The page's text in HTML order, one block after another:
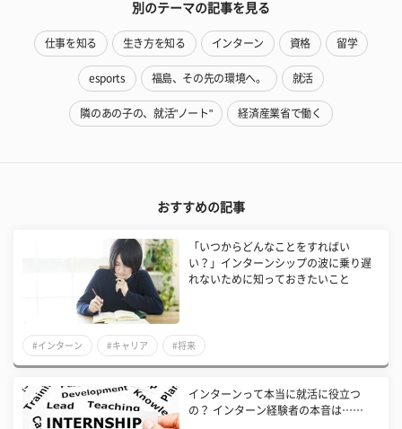
別のテーマの記事を見る
仕事を知る 生き方を知る インターン 資格 留学
esports 福島、その先の環境へ。 就活
隣のあの子の、就活"ノート" 経済産業省で働く
おすすめの記事
「いつからどんなことをすればい
い？」インターンシップの波に乗り遅
れないために知っておきたいこと
#インターン #キャリア #将来
インターンって本当に就活に役立つ
の？ インターン経験者の本音は……